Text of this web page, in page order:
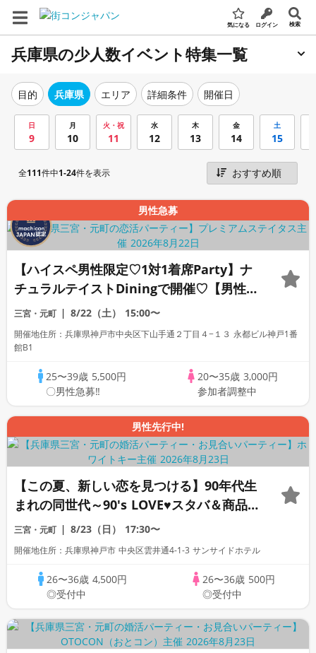
気になる ログイン 検索
兵庫県の少人数イベント特集一覧
目的 兵庫県 エリア 詳細条件 開催日
日
9
月
10
火・祝
11
水
12
木
13
金
14
土
15
全111件中1-24件を表示
男性急募
【ハイスペ男性限定♡1対1着席Party】ナ
チュラルテイストDiningで開催♡【男性
ドレスコード有り♡資格証100%確認】ド
リンク飲み放題♡【毎月開催♡累計110万
人突破☆プレミアムステイタス♡】
三宮・元町 8/22（土） 15:00〜
開催地住所：兵庫県神戸市中央区下山手通２丁目４−１３ 永都ビル神戸1番
館B1
25〜39歳 5,500円
〇男性急募‼
20〜35歳3,000円
参加者調整中
男性先行中!
【この夏、新しい恋を見つける】90年代生
まれの同世代～90's LOVE♥スタバ＆商品
券が当たる～個室スタイル/WhiteKey AI
Matching/マッチングあり
三宮・元町 8/23（日） 17:30〜
開催地住所：兵庫県神戸市 中央区雲井通4-1-3 サンサイドホテル
26〜36歳 4,500円
◎受付中
26〜36歳 500円
◎受付中